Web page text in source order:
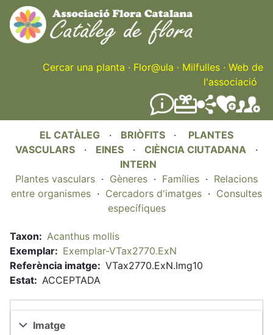
Skip
to
main
content
Cercar una planta · Flor@ula · Milfulles · Web de
l'associació
EL CATÀLEG · BRIÒFITS · PLANTES
VASCULARS · EINES · CIÈNCIA CIUTADANA ·
INTERN
Plantes vasculars · Gèneres · Famílies · Relacions
entre organismes · Cercadors d'imatges · Consultes
específiques
Taxon
Acanthus mollis
Exemplar
Exemplar-VTax2770.ExN
Referència imatge
VTax2770.ExN.Img10
Estat
ACCEPTADA
Imatge